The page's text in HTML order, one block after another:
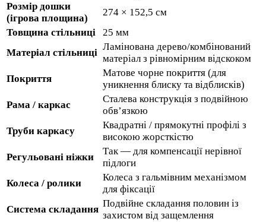
Розмір дошки
(ігрова площина)
274 × 152,5 см
Товщина стільниці
25 мм
Матеріал стільниці
Ламінована дерево/комбінований
матеріал з рівномірним відскоком
Покриття
Матове чорне покриття (для
уникнення блиску та відблисків)
Рама / каркас
Сталева конструкція з подвійною
обв’язкою
Труби каркасу
Квадратні / прямокутні профілі з
високою жорсткістю
Регульовані ніжки
Так — для компенсації нерівної
підлоги
Колеса / ролики
Колеса з гальмівним механізмом
для фіксації
Система складання
Подвійне складання половин із
захистом від защемлення